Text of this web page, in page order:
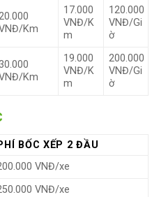
Km
17.000
VNĐ/K
m
120.000
VNĐ/Gi
ờ
Km
19.000
VNĐ/K
m
200.000
VNĐ/Gi
ờ
BỐC XẾP 2 ĐẦU
VNĐ/xe
VNĐ/xe